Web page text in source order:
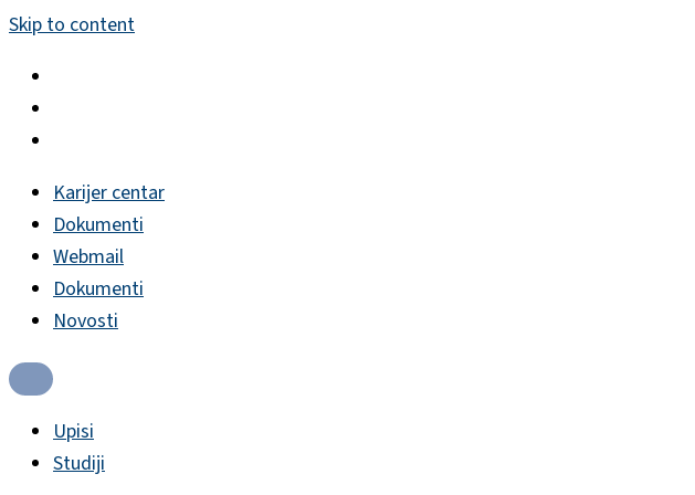
Skip to content
Karijer centar
Dokumenti
Webmail
Dokumenti
Novosti
Upisi
Studiji